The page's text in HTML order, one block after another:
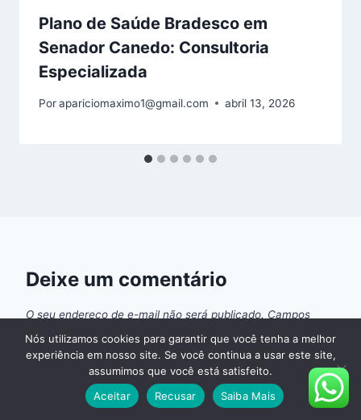
Plano de Saúde Bradesco em
Senador Canedo: Consultoria
Especializada
Porapariciomaximo1@gmail.com abril 13, 2026
Deixe um comentário
O seu endereço de e-mail não será publicado. Campos
Comentário*
Nós utilizamos cookies para garantir que você tenha a melhor
experiência em nosso site. Se você continua a usar este site,
assumimos que você está satisfeito.
Aceitar
Recusar Saiba Mais